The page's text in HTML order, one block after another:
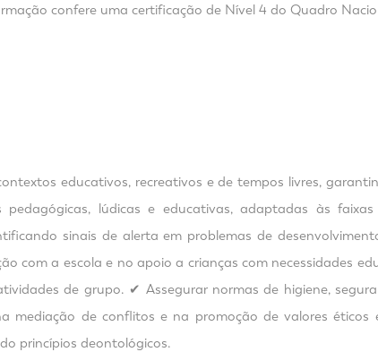
confere uma certificação de Nível 4 do Quadro
educativos, recreativos e de tempos livres,
pedagógicas, lúdicas e educativas, adaptadas às
sinais de alerta em problemas de
com a escola e no apoio a crianças com necessidades
de grupo. ✔ Assegurar normas de higiene,
mediação de conflitos e na promoção de valores
princípios deontológicos.